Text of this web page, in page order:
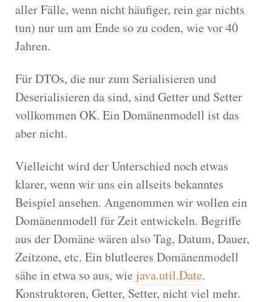
aller Fälle, wenn nicht häufiger, rein gar nichts
tun) nur um am Ende so zu coden, wie vor 40
Jahren.
Für DTOs, die nur zum Serialisieren und
Deserialisieren da sind, sind Getter und Setter
vollkommen OK. Ein Domänenmodell ist das
aber nicht.
Vielleicht wird der Unterschied noch etwas
klarer, wenn wir uns ein allseits bekanntes
Beispiel ansehen. Angenommen wir wollen ein
Domänenmodell für Zeit entwickeln. Begriffe
aus der Domäne wären also Tag, Datum, Dauer,
Zeitzone, etc. Ein blutleeres Domänenmodell
sähe in etwa so aus, wie java.util.Date.
Konstruktoren, Getter, Setter, nicht viel mehr.